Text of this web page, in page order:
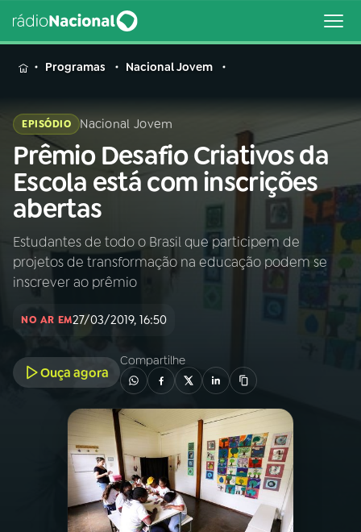
MENU
Buscar
na
Rádio
Nacional
Buscar
AO VIVO
INÍCIO
PROGRAMAS
PODCASTS
Programas Nacional Jovem
EPISÓDIO Nacional Jovem
Prêmio Desafio Criativos da
Escola está com inscrições
abertas
Estudantes de todo o Brasil que participem de
projetos de transformação na educação podem se
inscrever ao prêmio
NO AR EM27/03/2019, 16:50
Ouça agora
Compartilhe